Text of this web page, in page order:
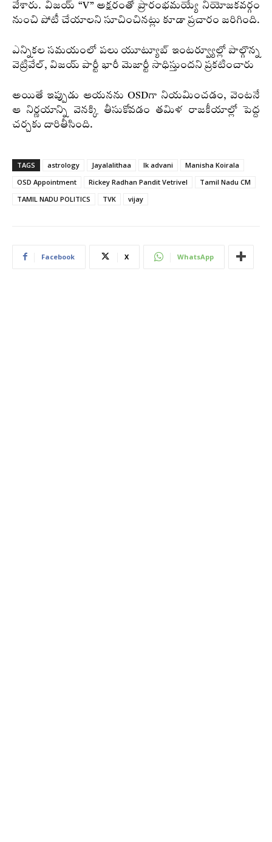
వేశారు. విజయ్ “V” అక్షరంతో ప్రారంభమయ్యే నియోజకవర్గం
నుంచి పోటీ చేయాలని సూచించినట్లు కూడా ప్రచారం జరిగింది.
ఎన్నికల సమయంలో పలు యూట్యూబ్ ఇంటర్వ్యూల్లో పాల్గొన్న
వెట్రివేల్, విజయ్ పార్టీ భారీ మెజార్టీ సాధిస్తుందని ప్రకటించారు
అయితే ఇప్పుడు ఆయనను OSDగా నియమించడం, వెంటనే
ఆ నిర్ణయాన్ని వెనక్కి తీసుకోవడం తమిళ రాజకీయాల్లో పెద్ద
చర్చకు దారితీసింది.
TAGS astrology Jayalalithaa lk advani
Manisha Koirala
OSD Appointment
Rickey Radhan Pandit Vetrivel
Tamil Nadu CM
TAMIL NADU POLITICS
TVK vijay
Facebook X WhatsApp